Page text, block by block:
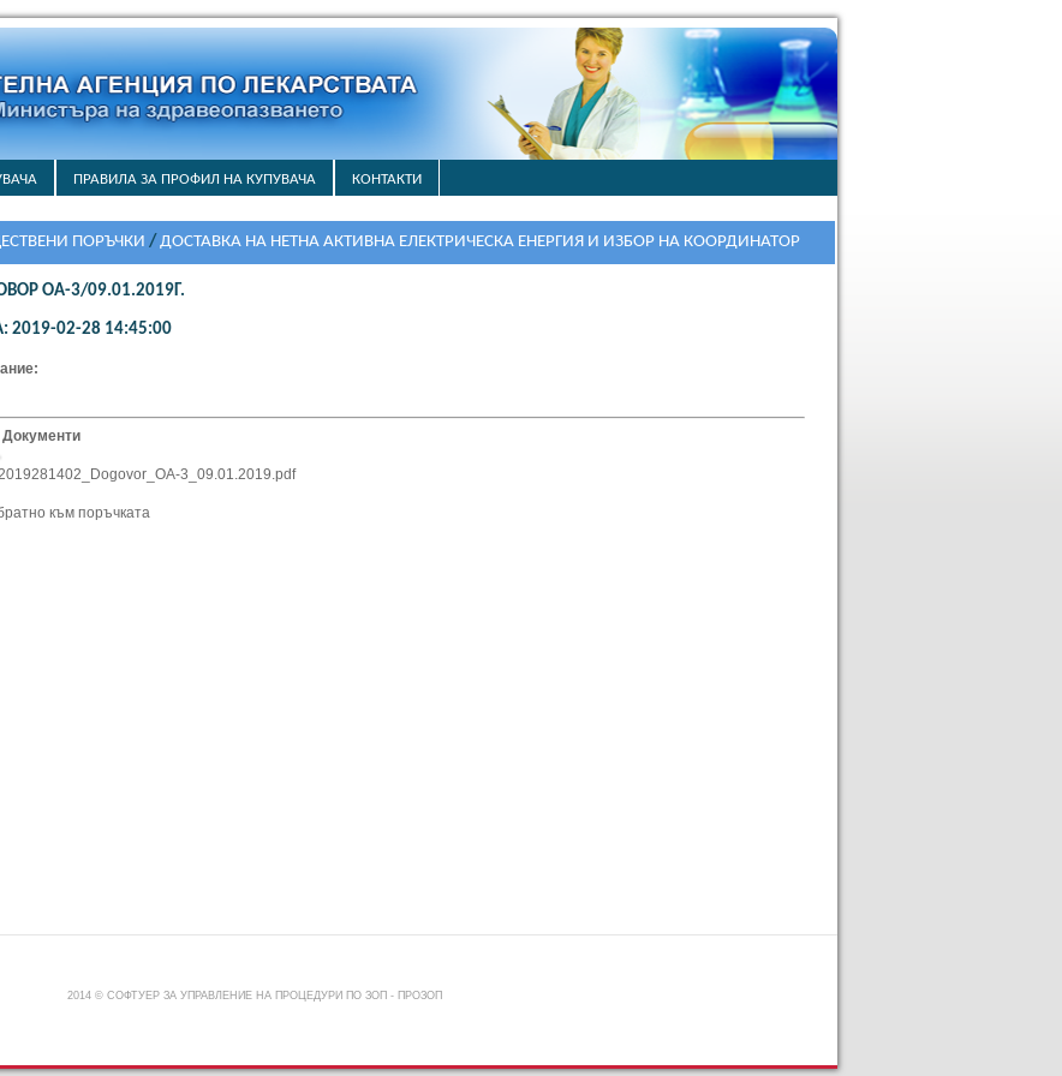
ПРАВИЛА ЗА ПРОФИЛ НА КУПУВАЧА КОНТАКТИ
ПОРЪЧКИ / ДОСТАВКА НА НЕТНА АКТИВНА ЕЛЕКТРИЧЕСКА ЕНЕРГИЯ И ИЗБОР НА КООРДИНАТОР
ОА-3/09.01.2019Г.
2019-02-28 14:45:00
Документи
3_09.01.2019.pdf
към поръчката
2014 © СОФТУЕР ЗА УПРАВЛЕНИЕ НА ПРОЦЕДУРИ ПО ЗОП - ПРОЗОП